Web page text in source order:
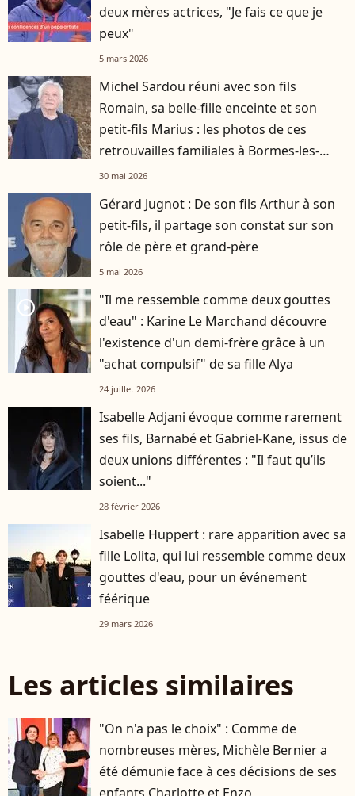
deux mères actrices, "Je fais ce que je
peux"
5 mars 2026
Michel Sardou réuni avec son fils
Romain, sa belle-fille enceinte et son
petit-fils Marius : les photos de ces
retrouvailles familiales à Bormes-les-
Mimosas
30 mai 2026
Gérard Jugnot : De son fils Arthur à son
petit-fils, il partage son constat sur son
rôle de père et grand-père
5 mai 2026
player2
"Il me ressemble comme deux gouttes
d'eau" : Karine Le Marchand découvre
l'existence d'un demi-frère grâce à un
"achat compulsif" de sa fille Alya
24 juillet 2026
Isabelle Adjani évoque comme rarement
ses fils, Barnabé et Gabriel-Kane, issus de
deux unions différentes : "Il faut qu’ils
soient..."
28 février 2026
Isabelle Huppert : rare apparition avec sa
fille Lolita, qui lui ressemble comme deux
gouttes d'eau, pour un événement
féérique
29 mars 2026
Les articles similaires
"On n'a pas le choix" : Comme de
nombreuses mères, Michèle Bernier a
été démunie face à ces décisions de ses